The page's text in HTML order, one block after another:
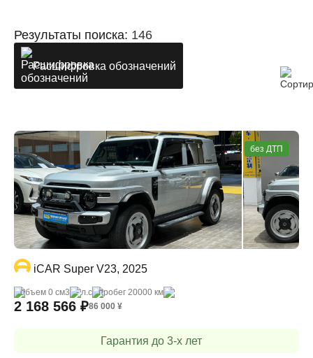
Результаты поиска: 146
Расшифровка обозначений
без ДТП
iCAR Super V23, 2025
объем 0 cм3 - л.с пробег 20000 км
2 168 566 ₽86 000 ¥
Гарантия до 3-х лет